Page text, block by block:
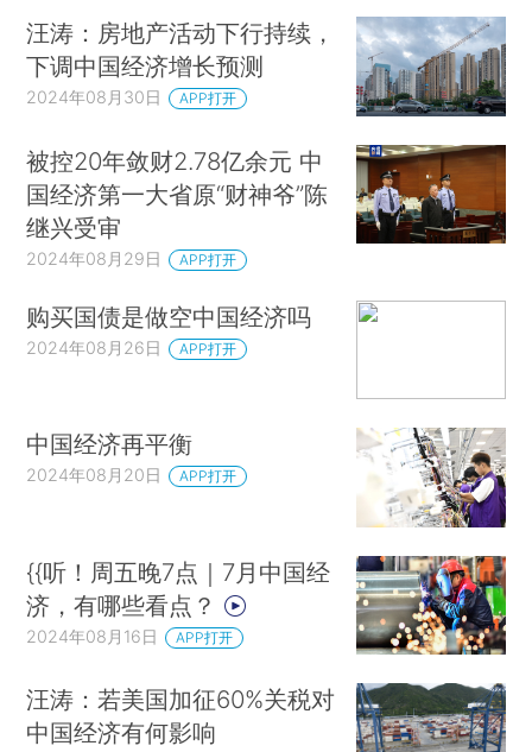
汪涛：房地产活动下行持续，
下调中国经济增长预测
2024年08月30日 APP打开
被控20年敛财2.78亿余元 中
国经济第一大省原“财神爷”陈
继兴受审
2024年08月29日 APP打开
购买国债是做空中国经济吗
2024年08月26日 APP打开
中国经济再平衡
2024年08月20日 APP打开
{{听！周五晚7点｜7月中国经
济，有哪些看点？
2024年08月16日 APP打开
汪涛：若美国加征60%关税对
中国经济有何影响